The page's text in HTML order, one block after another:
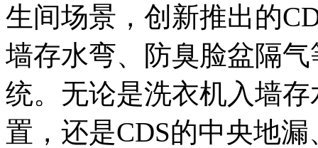
生间场景，创新推出的
墙存水弯、防臭脸盆隔
统。无论是洗衣机入墙
置，还是CDS的中央地